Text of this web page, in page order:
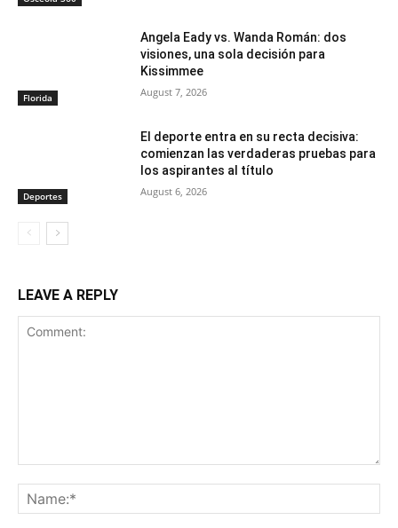
Florida
Angela Eady vs. Wanda Román: dos
visiones, una sola decisión para
Kissimmee
August 7, 2026
Deportes
El deporte entra en su recta decisiva:
comienzan las verdaderas pruebas para
los aspirantes al título
August 6, 2026
LEAVE A REPLY